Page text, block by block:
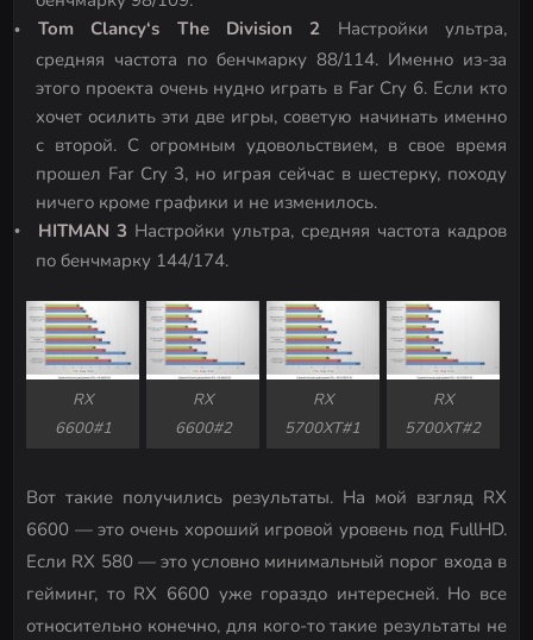
Tom
Clancy‘s The Division 2 Настройки ультра,
средняя частота по бенчмарку 88/114. Именно из-за
этого проекта очень нудно играть в Far Cry 6. Если кто
хочет осилить эти две игры, советую начинать именно
с второй. С огромным удовольствием, в свое время
прошел Far Cry 3, но играя сейчас в шестерку, походу
ничего кроме графики и не изменилось.
HITMAN 3 Настройки ультра, средняя частота кадров
по бенчмарку 144/174.
RX
6600#1
RX
6600#2
RX
5700XT#1
RX
5700XT#2
Вот такие получились результаты. На мой взгляд RX
6600 — это очень хороший игровой уровень под FullHD.
Если RX 580 — это условно минимальный порог входа в
гейминг, то RX 6600 уже гораздо интересней. Но все
относительно конечно, для кого-то такие результаты не